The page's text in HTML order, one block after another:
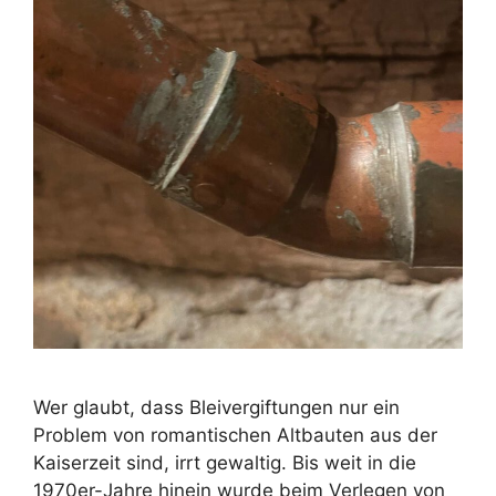
Wer glaubt, dass Bleivergiftungen nur ein
Problem von romantischen Altbauten aus der
Kaiserzeit sind, irrt gewaltig. Bis weit in die
1970er-Jahre hinein wurde beim Verlegen von